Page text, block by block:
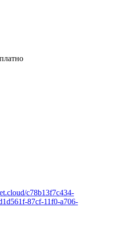
c78b13f7c434-
87cf-11f0-a706-